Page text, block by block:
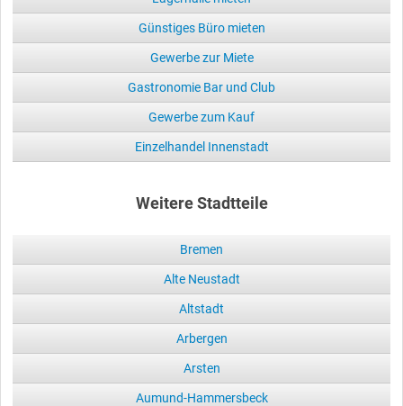
Günstiges Büro mieten
Gewerbe zur Miete
Gastronomie Bar und Club
Gewerbe zum Kauf
Einzelhandel Innenstadt
Weitere Stadtteile
Bremen
Alte Neustadt
Altstadt
Arbergen
Arsten
Aumund-Hammersbeck